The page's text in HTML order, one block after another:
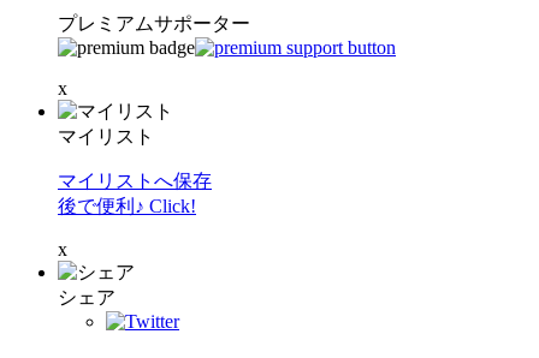
プレミアムサポーター
x
マイリスト
マイリストへ保存
後で便利♪ Click!
x
シェア